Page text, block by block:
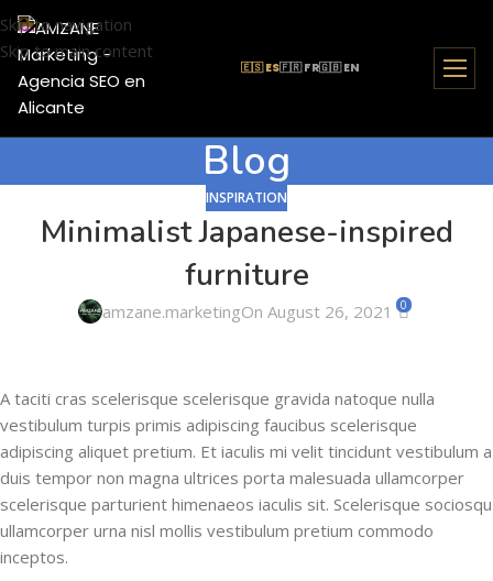
Skip to navigation
Skip to main content
🇪🇸 ES🇫🇷 FR🇬🇧 EN
Blog
INSPIRATION
Minimalist Japanese-inspired
furniture
amzane.marketingOn August 26, 2021 0
A taciti cras scelerisque scelerisque gravida natoque nulla
vestibulum turpis primis adipiscing faucibus scelerisque
adipiscing aliquet pretium. Et iaculis mi velit tincidunt vestibulum a
duis tempor non magna ultrices porta malesuada ullamcorper
scelerisque parturient himenaeos iaculis sit. Scelerisque sociosqu
ullamcorper urna nisl mollis vestibulum pretium commodo
inceptos.